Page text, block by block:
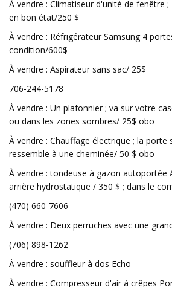
À vendre : Climatiseur d'unité de fenêtre
en bon état/250 $
À vendre : Réfrigérateur Samsung 4
condition/600$
À vendre : Aspirateur sans sac/ 25$
706-244-5178
À vendre : Un plafonnier ; va sur votre
ou dans les zones sombres/ 25$ obo
À vendre : Chauffage électrique ; la porte
ressemble à une cheminée/ 50 $ obo
À vendre : tondeuse à gazon autoportée
arrière hydrostatique / 350 $ ; dans le
(470) 660-7606
À vendre : Deux perruches avec une
(706) 898-1262
À vendre : souffleur à dos Echo
À vendre : Compresseur d'air à crêpes